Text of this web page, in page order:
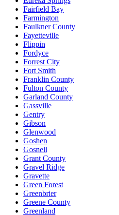
Fairfield Bay
Farmington
Faulkner County
Fayetteville
Flippin
Fordyce
Forrest City
Fort Smith
Franklin County
Fulton County
Garland County
Gassville
Gentry
Gibson
Glenwood
Goshen
Gosnell
Grant County
Gravel Ridge
Gravette
Green Forest
Greenbrier
Greene County
Greenland